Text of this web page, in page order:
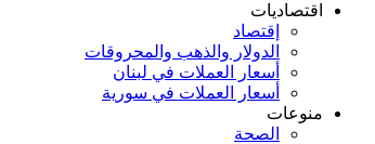
اقتصاديات
إقتصاد
الدولار والذهب والمحروقات
أسعار العملات في لبنان
أسعار العملات في سورية
منوعات
الصحة